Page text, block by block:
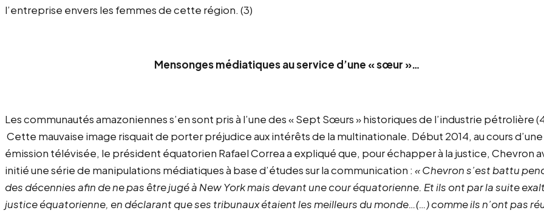
l’entreprise envers les femmes de cette région. (3)
Mensonges médiatiques au service d’une « sœur »…
Les communautés amazoniennes s’en sont pris à l’une des « Sept Sœurs » historiques de l’industrie pétrolière
Cette mauvaise image risquait de porter préjudice aux intérêts de la multinationale. Début 2014, au cours d’une
émission télévisée, le président équatorien Rafael Correa a expliqué que, pour échapper à la justice, Chevron
initié une série de manipulations médiatiques à base d’études sur la communication : « Chevron s’est battu
des décennies afin de ne pas être jugé à New York mais devant une cour équatorienne. Et ils ont par la suite
justice équatorienne, en déclarant que ses tribunaux étaient les meilleurs du monde…(…) comme ils n’ont pas